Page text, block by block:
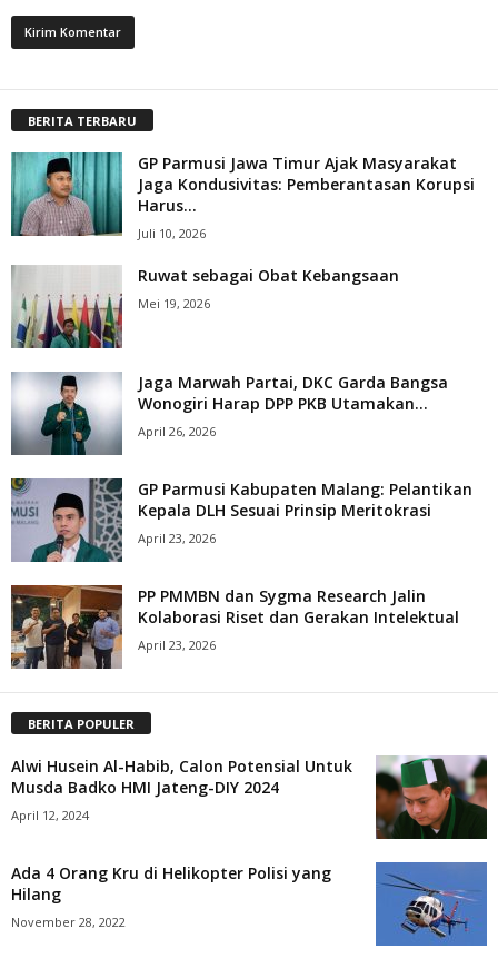
BERITA TERBARU
GP Parmusi Jawa Timur Ajak Masyarakat
Jaga Kondusivitas: Pemberantasan Korupsi
Harus...
Juli 10, 2026
Ruwat sebagai Obat Kebangsaan
Mei 19, 2026
Jaga Marwah Partai, DKC Garda Bangsa
Wonogiri Harap DPP PKB Utamakan...
April 26, 2026
GP Parmusi Kabupaten Malang: Pelantikan
Kepala DLH Sesuai Prinsip Meritokrasi
April 23, 2026
PP PMMBN dan Sygma Research Jalin
Kolaborasi Riset dan Gerakan Intelektual
April 23, 2026
BERITA POPULER
Alwi Husein Al-Habib, Calon Potensial Untuk
Musda Badko HMI Jateng-DIY 2024
April 12, 2024
Ada 4 Orang Kru di Helikopter Polisi yang
Hilang
November 28, 2022